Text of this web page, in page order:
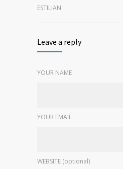
ESTILIAN
Leave a reply
YOUR NAME
YOUR EMAIL
WEBSITE (optional)